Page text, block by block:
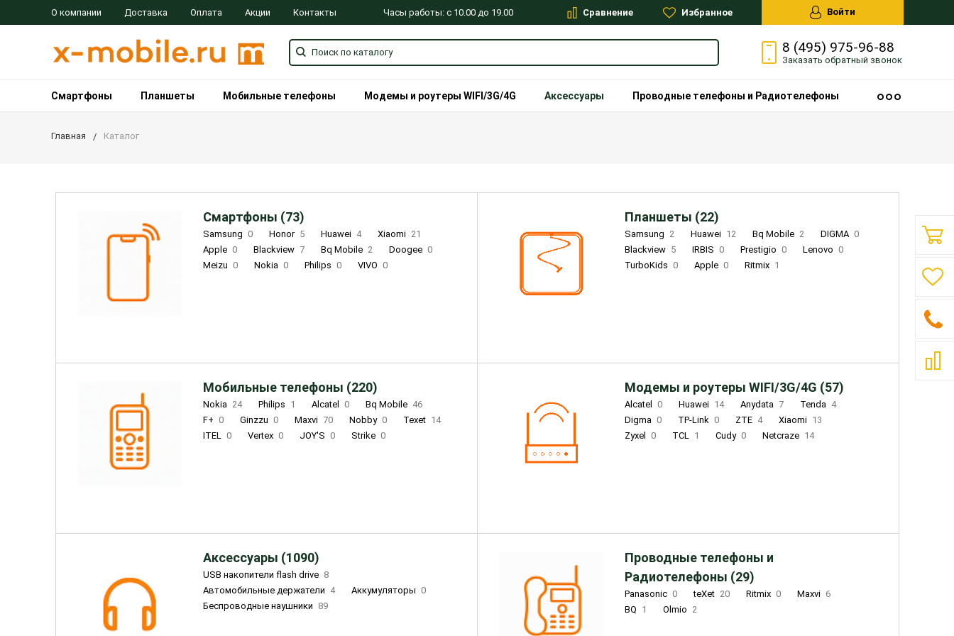
О компании Доставка Оплата Акции Контакты Часы работы: с 10.00 до 19.00 Сравнение Избранное Войти
8 (495) 975-96-88
Заказать обратный звонок
Смартфоны Планшеты Мобильные телефоны Модемы и роутеры WIFI/3G/4G Аксессуары Проводные телефоны и Радиотелефоны
Главная Каталог
Смартфоны (73)
Samsung 0 Honor 5 Huawei 4 Xiaomi 21
Apple 0 Blackview 7 Bq Mobile 2 Doogee 0
Meizu 0 Nokia 0 Philips 0 VIVO 0
Планшеты (22)
Samsung 2 Huawei 12 Bq Mobile 2 DIGMA 0
Blackview 5 IRBIS 0 Prestigio 0 Lenovo 0
TurboKids 0 Apple 0 Ritmix 1
Мобильные телефоны (220)
Nokia 24 Philips 1 Alcatel 0 Bq Mobile 46
F+ 0 Ginzzu 0 Maxvi 70 Nobby 0 Texet 14
ITEL 0 Vertex 0 JOY'S 0 Strike 0
Модемы и роутеры WIFI/3G/4G (57)
Alcatel 0 Huawei 14 Anydata 7 Tenda 4
Digma 0 TP-Link 0 ZTE 4 Xiaomi 13
Zyxel
0 TCL 1 Cudy 0 Netcraze 14
Аксессуары (1090)
USB накопители flash drive 8
Автомобильные держатели 4 Аккумуляторы 0
Беспроводные наушники 89
Проводные телефоны и
Радиотелефоны (29)
Panasonic 0 teXet 20 Ritmix 0 Maxvi 6
BQ 1 Olmio 2